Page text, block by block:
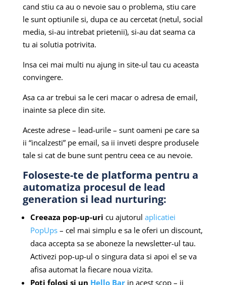
cand stiu ca au o nevoie sau o problema, stiu care
le sunt optiunile si, dupa ce au cercetat (netul, social
media, si-au intrebat prietenii), si-au dat seama ca
tu ai solutia potrivita.
Insa cei mai multi nu ajung in site-ul tau cu aceasta
convingere.
Asa ca ar trebui sa le ceri macar o adresa de email,
inainte sa plece din site.
Aceste adrese – lead-urile – sunt oameni pe care sa
ii “incalzesti” pe email, sa ii inveti despre produsele
tale si cat de bune sunt pentru ceea ce au nevoie.
Foloseste-te de platforma pentru a
automatiza procesul de lead
generation si lead nurturing:
Creeaza pop-up-uri cu ajutorul aplicatiei
PopUps– cel mai simplu e sa le oferi un discount,
daca accepta sa se aboneze la newsletter-ul tau.
Activezi pop-up-ul o singura data si apoi el se va
afisa automat la fiecare noua vizita.
Poti folosi si un Hello Bar in acest scop – ii